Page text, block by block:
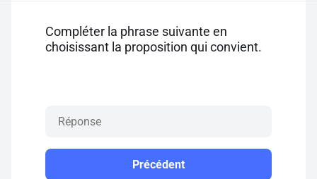
Compléter la phrase suivante en
choisissant la proposition qui convient.
Précédent